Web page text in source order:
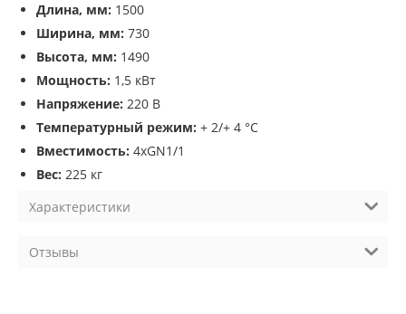
Длина, мм: 1500
Ширина, мм: 730
Высота, мм: 1490
Мощность: 1,5 кВт
Напряжение: 220 В
Температурный режим: + 2/+ 4 °С
Вместимость: 4xGN1/1
Вес: 225 кг
Характеристики
Отзывы